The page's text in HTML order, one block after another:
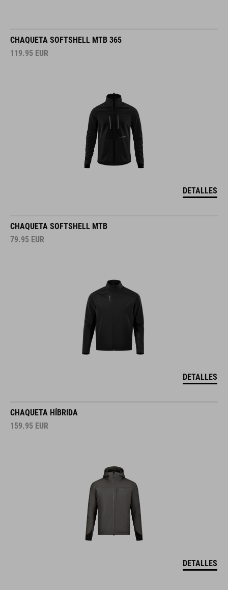
CHAQUETA SOFTSHELL MTB 365
119.95 EUR
DETALLES
CHAQUETA SOFTSHELL MTB
79.95 EUR
DETALLES
CHAQUETA HÍBRIDA
159.95 EUR
DETALLES